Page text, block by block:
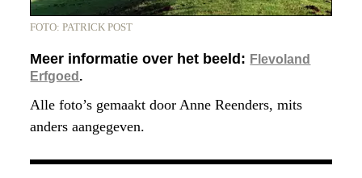
FOTO: PATRICK POST
Meer informatie over het beeld: Flevoland
Erfgoed .
Alle foto’s gemaakt door Anne Reenders, mits
anders aangegeven.